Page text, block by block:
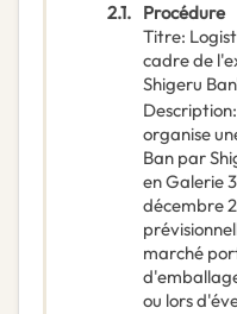
2.1. Procédure
Titre:
cadre de
Shigeru
Description:
organise
Ban par
en Galerie
décembre
marché
ou lors